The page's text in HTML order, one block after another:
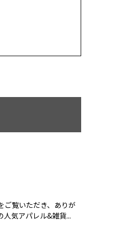
ご覧いただき、ありが
人気アパレル&雑貨...